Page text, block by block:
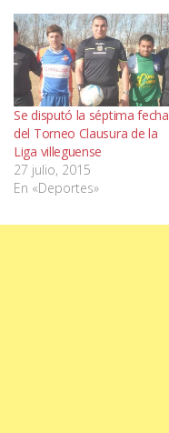
Se disputó la séptima fecha
del Torneo Clausura de la
Liga villeguense
27 julio, 2015
En «Deportes»